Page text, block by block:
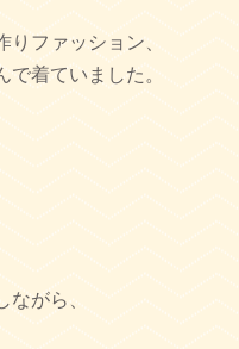
ファッション、
着ていました。
がら、